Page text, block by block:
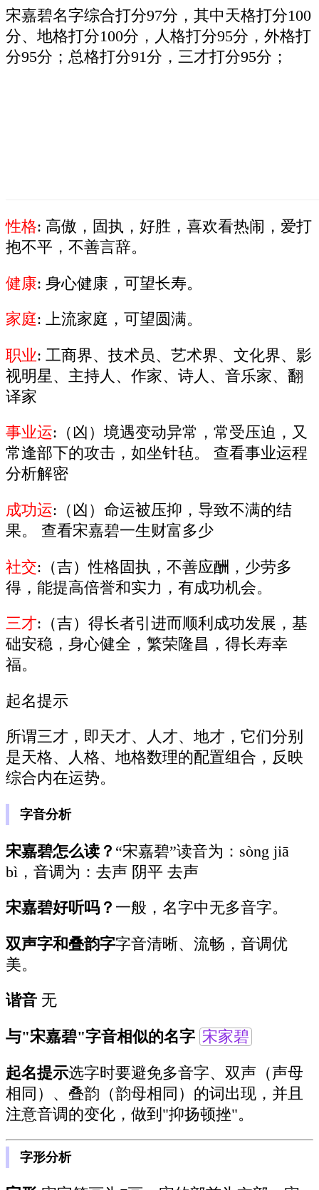
宋嘉碧名字综合打分97分，其中天格打分100
分、地格打分100分，人格打分95分，外格打
分95分；总格打分91分，三才打分95分；
性格: 高傲，固执，好胜，喜欢看热闹，爱打
抱不平，不善言辞。
健康: 身心健康，可望长寿。
家庭: 上流家庭，可望圆满。
职业: 工商界、技术员、艺术界、文化界、影
视明星、主持人、作家、诗人、音乐家、翻
译家
事业运:（凶）境遇变动异常，常受压迫，又
常逢部下的攻击，如坐针毡。 查看事业运程
分析解密
成功运:（凶）命运被压抑，导致不满的结
果。 查看宋嘉碧一生财富多少
社交:（吉）性格固执，不善应酬，少劳多
得，能提高倍誉和实力，有成功机会。
三才:（吉）得长者引进而顺利成功发展，基
础安稳，身心健全，繁荣隆昌，得长寿幸
福。
起名提示
所谓三才，即天才、人才、地才，它们分别
是天格、人格、地格数理的配置组合，反映
综合内在运势。
字音分析
宋嘉碧怎么读？ “宋嘉碧”读音为：sòng jiā
bì，音调为：去声 阴平 去声
宋嘉碧好听吗？ 一般，名字中无多音字。
双声字和叠韵字字音清晰、流畅，音调优
美。
谐音 无
与"宋嘉碧"字音相似的名字 宋家碧
起名提示选字时要避免多音字、双声（声母
相同）、叠韵（韵母相同）的词出现，并且
注意音调的变化，做到"抑扬顿挫"。
字形分析